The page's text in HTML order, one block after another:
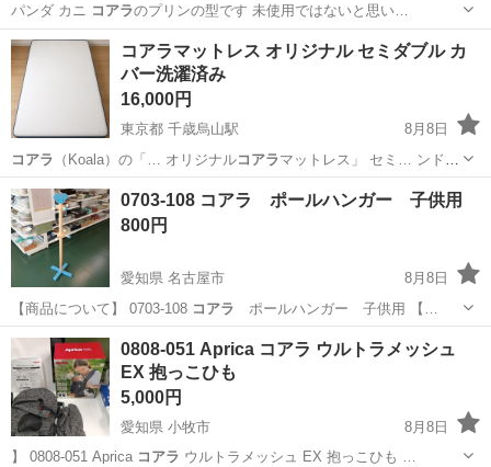
パンダ カニ コアラのプリンの型です 未使用ではないと思い…
京都 福知山市
コアラマットレス オリジナル セミダブル カ
バー洗濯済み
16,000円
東京都 千歳烏山駅
8月8日
コアラ （Koala）の「… オリジナルコアラマットレス」 セミ… ンド：
Koala（コアラ） ・モデル：オリ… ジナルコアラマットレス ・サイ…
せてください。
コアラマットレスを試して…
東京 世田谷区 寝具
0703-108 コアラ ポールハンガー 子供用
800円
愛知県 名古屋市
8月8日
【商品について】 0703-108 コアラ ポールハンガー 子供用 【…
愛知 名古屋市
0808-051 Aprica コアラ ウルトラメッシュ
EX 抱っこひも
5,000円
愛知県 小牧市
8月8日
】 0808-051 Aprica コアラ ウルトラメッシュ EX 抱っこひも …